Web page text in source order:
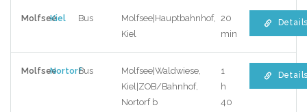
MolfseeKiel Bus
Molfsee|Hauptbahnhof,
Kiel
20
min
MolfseeNortorfBus
Molfsee|Waldwiese,
Kiel|ZOB/Bahnhof,
Nortorf b
1
h
40